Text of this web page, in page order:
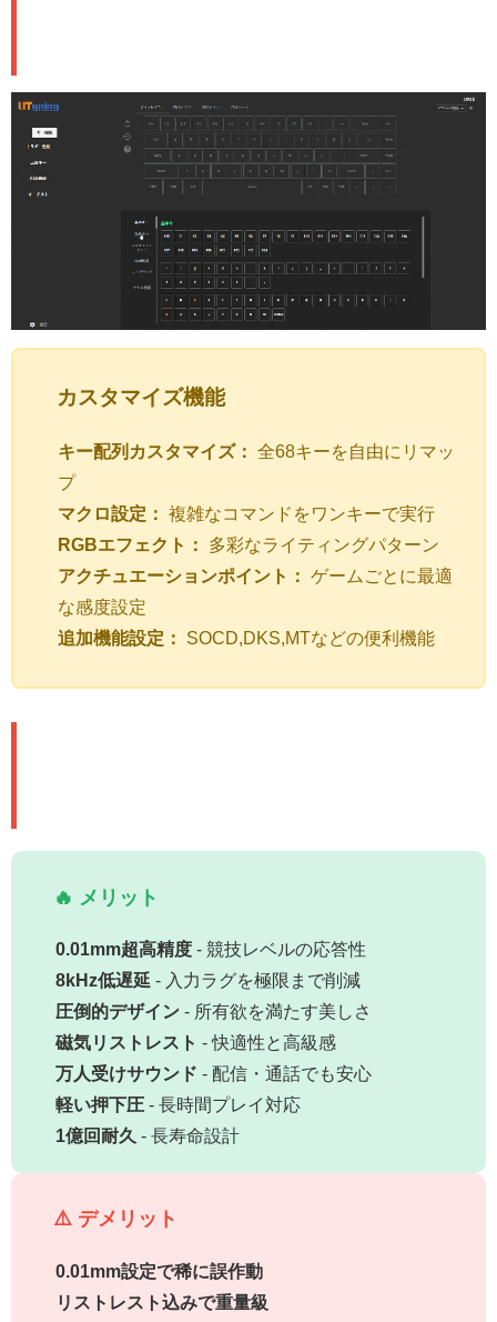
カスタマイズ機能
キー配列カスタマイズ：
全68キーを自由にリマッ
プ
マクロ設定：
複雑なコマンドをワンキーで実行
RGBエフェクト：
多彩なライティングパターン
アクチュエーションポイント：
ゲームごとに最適
な感度設定
追加機能設定：
SOCD,DKS,MTなどの便利機能
🔥 メリット
0.01mm超高精度 - 競技レベルの応答性
8kHz低遅延 - 入力ラグを極限まで削減
圧倒的デザイン - 所有欲を満たす美しさ
磁気リストレスト - 快適性と高級感
万人受けサウンド - 配信・通話でも安心
軽い押下圧 - 長時間プレイ対応
1億回耐久 - 長寿命設計
⚠️ デメリット
0.01mm設定で稀に誤作動
リストレスト込みで重量級